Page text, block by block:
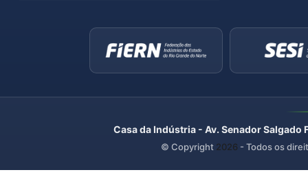
Casa da Indústria - Av. Senador
© Copyright 2026 - Todos os